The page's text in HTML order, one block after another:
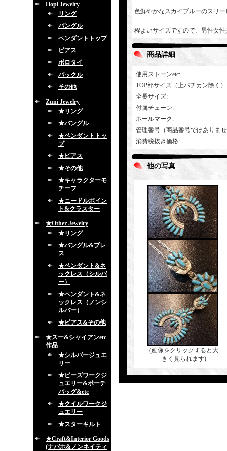
Hopi Jewelry
リング
バングル
ペンダントトップ
ピアス
ボロタイ
バックル
その他
Zuni Jewelry
★リング
★バングル
★ペンダントトッ
プ
★ピアス
★その他
★キャラクターモ
チーフ
★ニードルポイン
ト&クラスター
★Other Jewelry
★リング
★バングル&ブレ
ス
★ペンダント&ネ
ックレス（シルバ
ー）
★ペンダント&ネ
ックレス（ノンシ
ルバー）
★ピアス&その他
★スー&シャイアンetc
作品
★シルバージュエ
リー
★ビーズワークジ
ュエリー&ポーチ
バッグ&etc
★クイルワークジ
ュエリー
★スターキルト
★Craft&Interior Goods
(ナバホ&ノンネイティ
色鮮やかなスカイブルーのスリ
程よいサイズですので、男性女
商品詳細
使用ストーンetc:
TOP部サイズ（上バチカン除く）
全長サイズ:
付属チェーン:
ホールマーク :
管理番号（商品番号ではありま
消費税抜き価格:
他の写真
(画像をクリックすると大
きく見られます)